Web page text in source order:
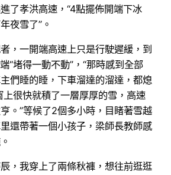
了孝洪高速，“4點擺佈開端下冰
夜雪了”。
，一開端高速上只是行駛遲緩，到
“堵得一動不動”，“那時感到全部
們睡的睡，下車溜達的溜達，都熄
上很快就積了一層厚厚的雪，高速
。”等候了2個多小時，目睹著雪越
還帶著一個小孩子，梁師長教師感
，我穿上了兩條秋褲，想往前逛逛